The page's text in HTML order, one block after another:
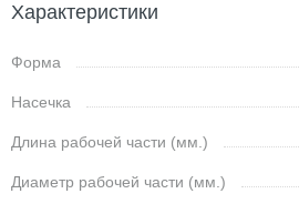
Характеристики
Форма
Насечка
Длина рабочей части (мм.)
Диаметр рабочей части (мм.)